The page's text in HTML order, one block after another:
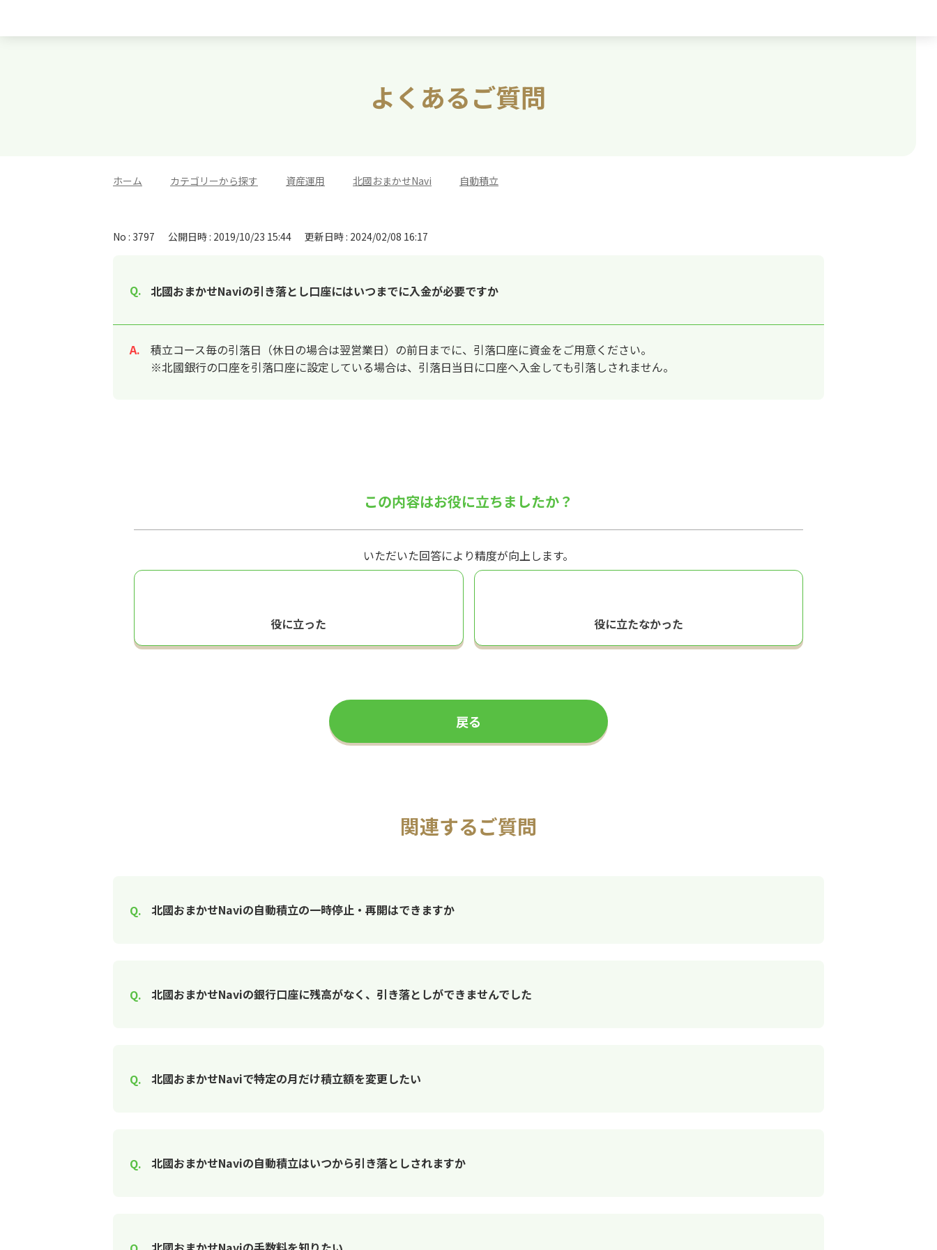
よくあるご質問
ホーム カテゴリーから探す 資産運用 北國おまかせNavi 自動積立
No : 3797 公開日時 : 2019/10/23 15:44 更新日時 : 2024/02/08 16:17
北國おまかせNaviの引き落とし口座にはいつまでに入金が必要ですか
回答
積立コース毎の引落日（休日の場合は翌営業日）の前日までに、引落口座に資金をご用意ください。
※北國銀行の口座を引落口座に設定している場合は、引落日当日に口座へ入金しても引落しされません。
この内容はお役に立ちましたか？
いただいた回答により精度が向上します。
役に立った 役に立たなかった
戻る
関連するご質問
北國おまかせNaviの自動積立の一時停止・再開はできますか
北國おまかせNaviの銀行口座に残高がなく、引き落としができませんでした
北國おまかせNaviで特定の月だけ積立額を変更したい
北國おまかせNaviの自動積立はいつから引き落としされますか